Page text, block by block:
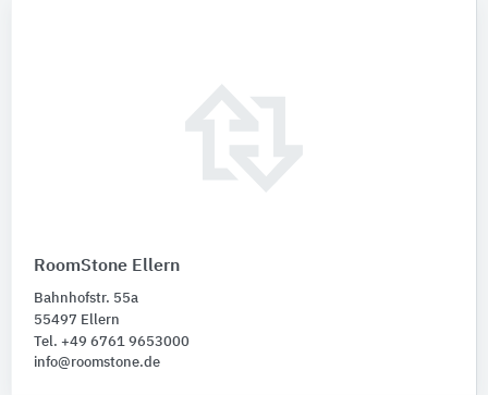
RoomStone Ellern
Bahnhofstr. 55a
55497 Ellern
Tel. +49 6761 9653000
info@roomstone.de